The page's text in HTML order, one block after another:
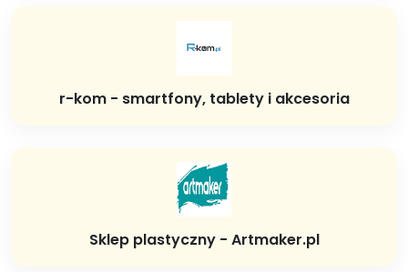
r-kom - smartfony, tablety i akcesoria
Sklep plastyczny - Artmaker.pl